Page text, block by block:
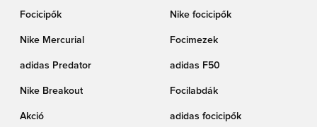
Focicipők Nike focicipők
Nike Mercurial Focimezek
adidas Predator adidas F50
Nike Breakout Focilabdák
Akció adidas focicipők